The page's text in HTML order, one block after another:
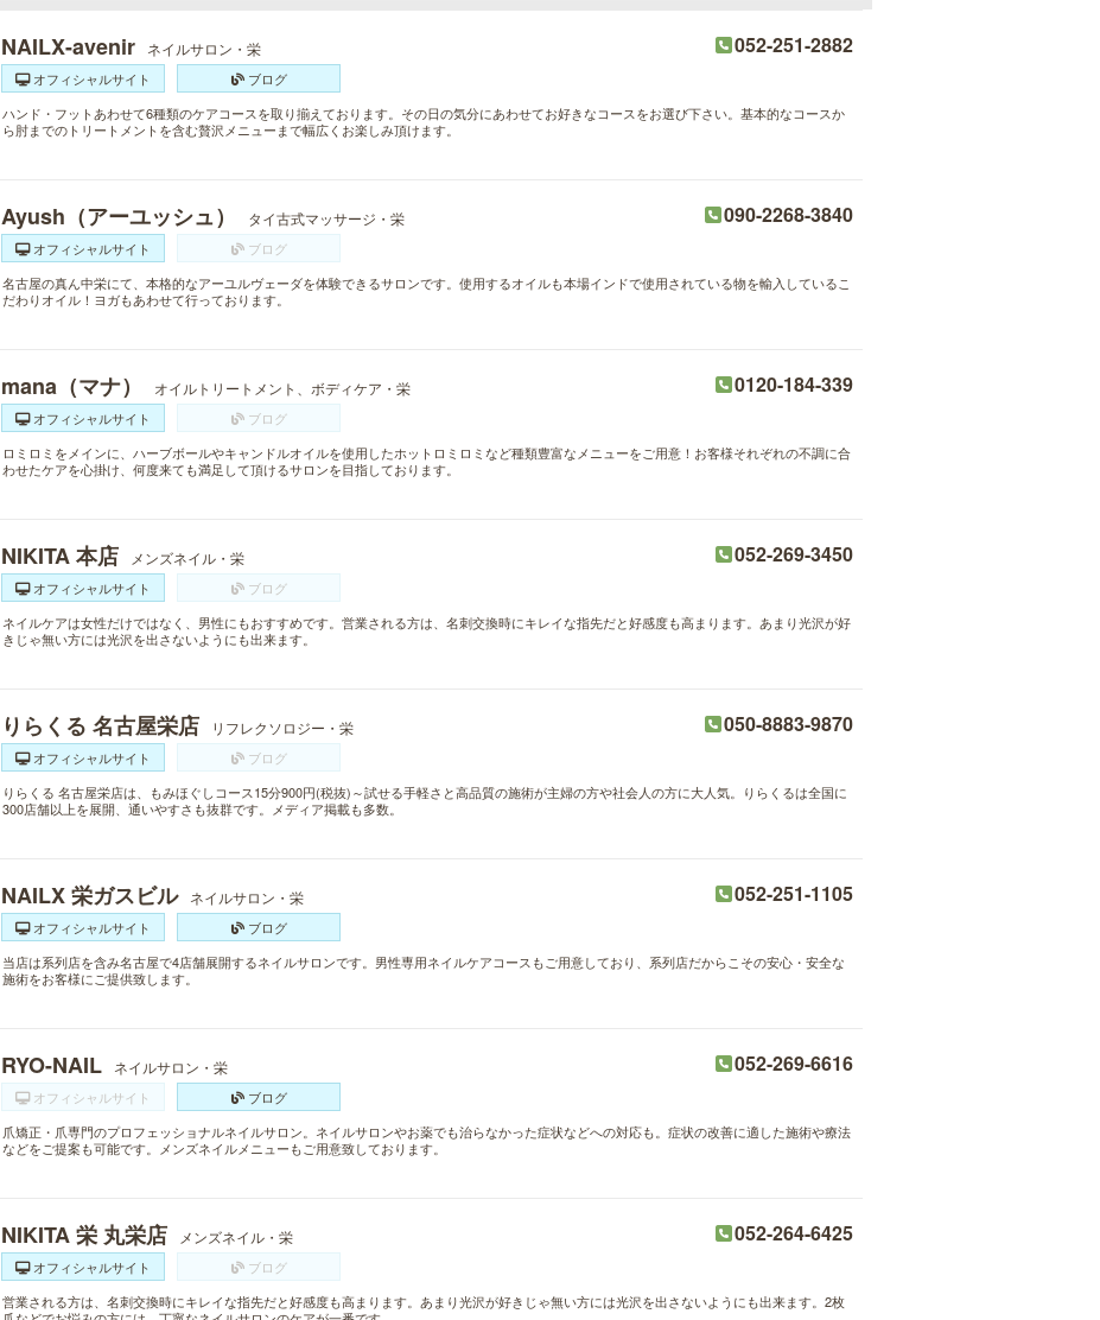
NAILX-avenir ネイルサロン・栄 052-251-2882
オフィシャルサイト
ブログ
ハンド・フットあわせて6種類のケアコースを取り揃えております。その日の気分にあわせてお好きなコースをお選び下さい。基本的なコースか
ら肘までのトリートメントを含む贅沢メニューまで幅広くお楽しみ頂けます。
Ayush（アーユッシュ） タイ古式マッサージ・栄 090-2268-3840
オフィシャルサイト
ブログ
名古屋の真ん中栄にて、本格的なアーユルヴェーダを体験できるサロンです。使用するオイルも本場インドで使用されている物を輸入しているこ
だわりオイル！ヨガもあわせて行っております。
mana（マナ） オイルトリートメント、ボディケア・栄 0120-184-339
オフィシャルサイト
ブログ
ロミロミをメインに、ハーブボールやキャンドルオイルを使用したホットロミロミなど種類豊富なメニューをご用意！お客様それぞれの不調に合
わせたケアを心掛け、何度来ても満足して頂けるサロンを目指しております。
NIKITA 本店 メンズネイル・栄 052-269-3450
オフィシャルサイト
ブログ
ネイルケアは女性だけではなく、男性にもおすすめです。営業される方は、名刺交換時にキレイな指先だと好感度も高まります。あまり光沢が好
きじゃ無い方には光沢を出さないようにも出来ます。
りらくる 名古屋栄店 リフレクソロジー・栄 050-8883-9870
オフィシャルサイト
ブログ
りらくる 名古屋栄店は、もみほぐしコース15分900円(税抜)～試せる手軽さと高品質の施術が主婦の方や社会人の方に大人気。りらくるは全国に
300店舗以上を展開、通いやすさも抜群です。メディア掲載も多数。
NAILX 栄ガスビル ネイルサロン・栄 052-251-1105
オフィシャルサイト
ブログ
当店は系列店を含み名古屋で4店舗展開するネイルサロンです。男性専用ネイルケアコースもご用意しており、系列店だからこその安心・安全な
施術をお客様にご提供致します。
RYO-NAIL ネイルサロン・栄 052-269-6616
オフィシャルサイト
ブログ
爪矯正・爪専門のプロフェッショナルネイルサロン。ネイルサロンやお薬でも治らなかった症状などへの対応も。症状の改善に適した施術や療法
などをご提案も可能です。メンズネイルメニューもご用意致しております。
NIKITA 栄 丸栄店 メンズネイル・栄 052-264-6425
オフィシャルサイト
ブログ
営業される方は、名刺交換時にキレイな指先だと好感度も高まります。あまり光沢が好きじゃ無い方には光沢を出さないようにも出来ます。2枚